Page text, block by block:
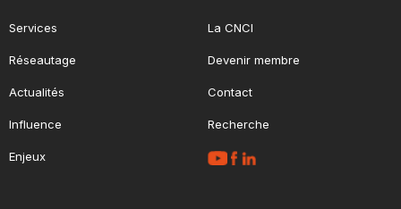
Services
Réseautage
Actualités
Influence
Enjeux
La CNCI
Devenir membre
Contact
Recherche